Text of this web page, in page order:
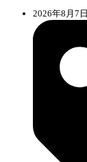
2026年8月7日